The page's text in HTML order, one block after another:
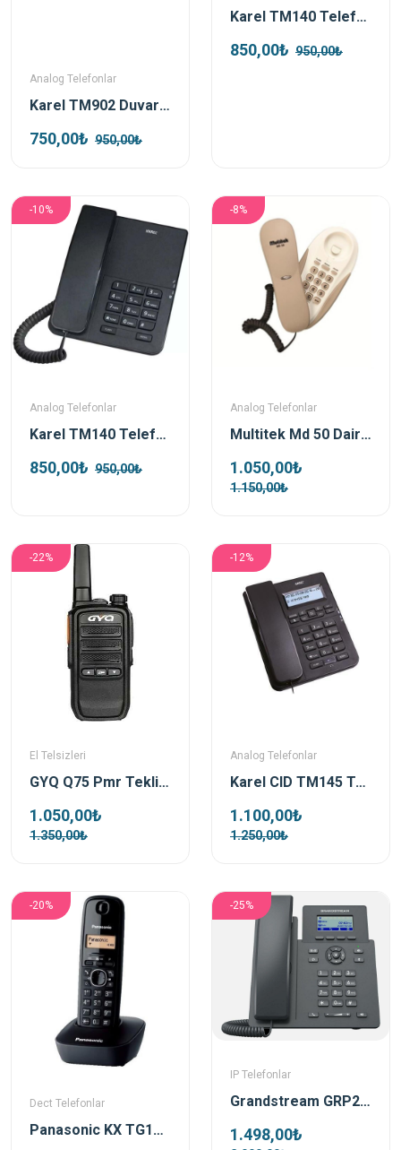
Analog Telefonlar
Karel TM902 Duvar Telefonu Siyah
750,00₺ 950,00₺
Karel TM140 Telefon Siyah
850,00₺ 950,00₺
-10%
Analog Telefonlar
Karel TM140 Telefon Siyah
850,00₺ 950,00₺
-8%
Analog Telefonlar
Multitek Md 50 Daire Diafon Telefonu
1.050,00₺
1.150,00₺
-22%
El Telsizleri
GYQ Q75 Pmr Tekli El Telsizi Siyah
1.050,00₺
1.350,00₺
-12%
Analog Telefonlar
Karel CID TM145 Telefon Siyah
1.100,00₺
1.250,00₺
-20%
Dect Telefonlar
Panasonic KX TG1611 Dect Telefon Siyah Gri
-25%
IP Telefonlar
Grandstream GRP2601 Ip Telefon
1.498,00₺